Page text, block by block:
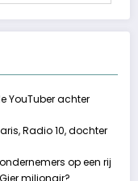
YouTuber achter
Radio 10, dochter
op een rij
miljonair?